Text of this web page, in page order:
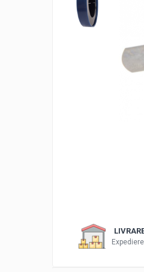
Micrometre de interior in 2
Micrometre cu varfuri ascutite
Micrometre pentru filete